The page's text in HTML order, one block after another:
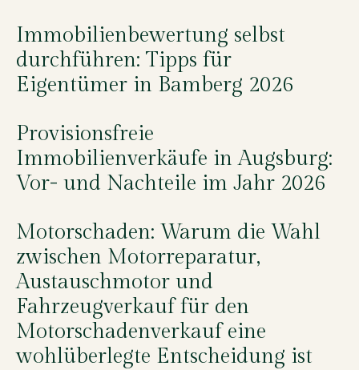
Immobilienbewertung selbst
durchführen: Tipps für
Eigentümer in Bamberg 2026
Provisionsfreie
Immobilienverkäufe in Augsburg:
Vor- und Nachteile im Jahr 2026
Motorschaden: Warum die Wahl
zwischen Motorreparatur,
Austauschmotor und
Fahrzeugverkauf für den
Motorschadenverkauf eine
wohlüberlegte Entscheidung ist